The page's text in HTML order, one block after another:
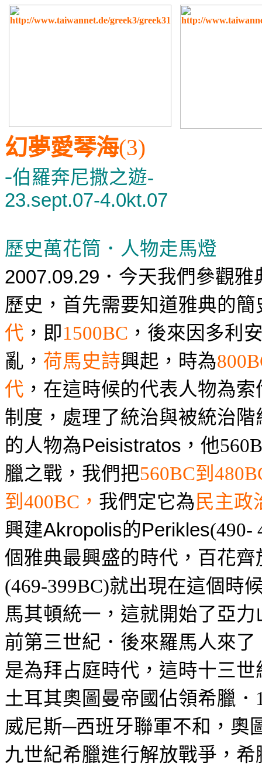
幻夢愛琴海(3)
-伯羅奔尼撒之遊-
23.sept.07-4.0kt.07
歷史萬花筒．人物走馬燈
2007.09.29 ． 今天我們參觀雅
歷史， 首先需要知道雅典的
代 ，即1500BC ，後來因多利
亂， 荷馬史詩興起，時為
代 ，在這時候的代表人物為索
制度，處理了統治與被統治
的人物為Peisistratos ，他
臘之戰，我們把560BC到
到400BC ， 我們定它為民主政
興建Akropolis的Perikles(490-
個雅典最興盛的時代，百花
(469-399BC)就出現在這個時
馬其頓統一，這就開始了亞
前第三世紀．後來羅馬人來
是為拜占庭時代，這時十三
土耳其奧圖曼帝國佔領希臘．
威尼斯─西班牙聯軍不和，奧
九世紀希臘進行解放戰爭，